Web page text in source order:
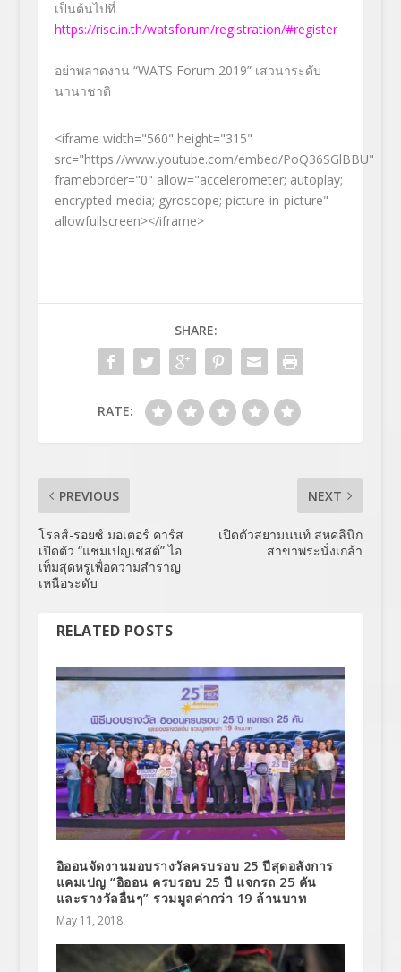
เป็นต้นไปที่
https://risc.in.th/watsforum/registration/#register
อย่าพลาดงาน “WATS Forum 2019” เสวนาระดับ
นานาชาติ
<iframe width="560" height="315"
src="https://www.youtube.com/embed/PoQ36SGlBBU"
frameborder="0" allow="accelerometer; autoplay;
encrypted-media; gyroscope; picture-in-picture"
allowfullscreen></iframe>
SHARE:
RATE:
PREVIOUS
โรลส์-รอยซ์ มอเตอร์ คาร์ส
เปิดตัว “แชมเปญเชสต์” ไอ
เท็มสุดหรูเพื่อความสำราญ
เหนือระดับ
NEXT
เปิดตัวสยามนนท์ สหคลินิก
สาขาพระนั่งเกล้า
RELATED POSTS
อิออนจัดงานมอบรางวัลครบรอบ 25 ปีสุดอลังการ
แคมเปญ “อิออน ครบรอบ 25 ปี แจกรถ 25 คัน
และรางวัลอื่นๆ” รวมมูลค่ากว่า 19 ล้านบาท
May 11, 2018